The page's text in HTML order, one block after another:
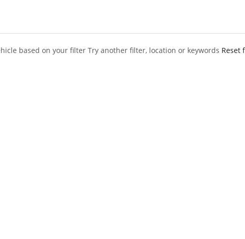
based on your filter Try another filter, location or keywords Reset